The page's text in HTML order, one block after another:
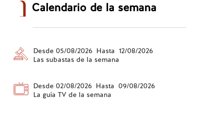
Calendario de la semana
Desde 05/08/2026 Hasta 12/08/2026
Las subastas de la semana
Desde 02/08/2026 Hasta 09/08/2026
La guía TV de la semana